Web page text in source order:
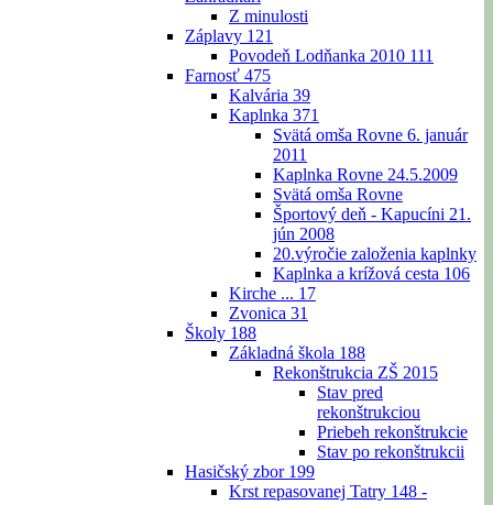
Z minulosti
Záplavy 121
Povodeň Lodňanka 2010 111
Farnosť 475
Kalvária 39
Kaplnka 371
Svätá omša Rovne 6. január
2011
Kaplnka Rovne 24.5.2009
Svätá omša Rovne
Športový deň - Kapucíni 21.
jún 2008
20.výročie založenia kaplnky
Kaplnka a krížová cesta 106
Kirche ... 17
Zvonica 31
Školy 188
Základná škola 188
Rekonštrukcia ZŠ 2015
Stav pred
rekonštrukciou
Priebeh rekonštrukcie
Stav po rekonštrukcii
Hasičský zbor 199
Krst repasovanej Tatry 148 -